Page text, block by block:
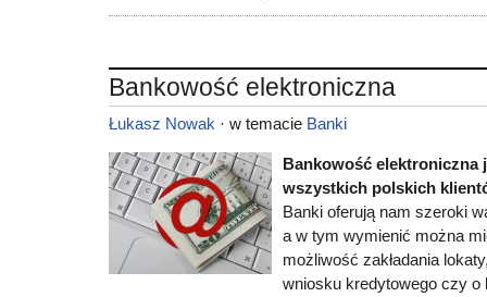
Bankowość elektroniczna
Łukasz Nowak · w temacie Banki
Bankowość elektroniczna
wszystkich polskich
Banki oferują nam szeroki
a w tym wymienić można
możliwość zakładania
wniosku kredytowego czy